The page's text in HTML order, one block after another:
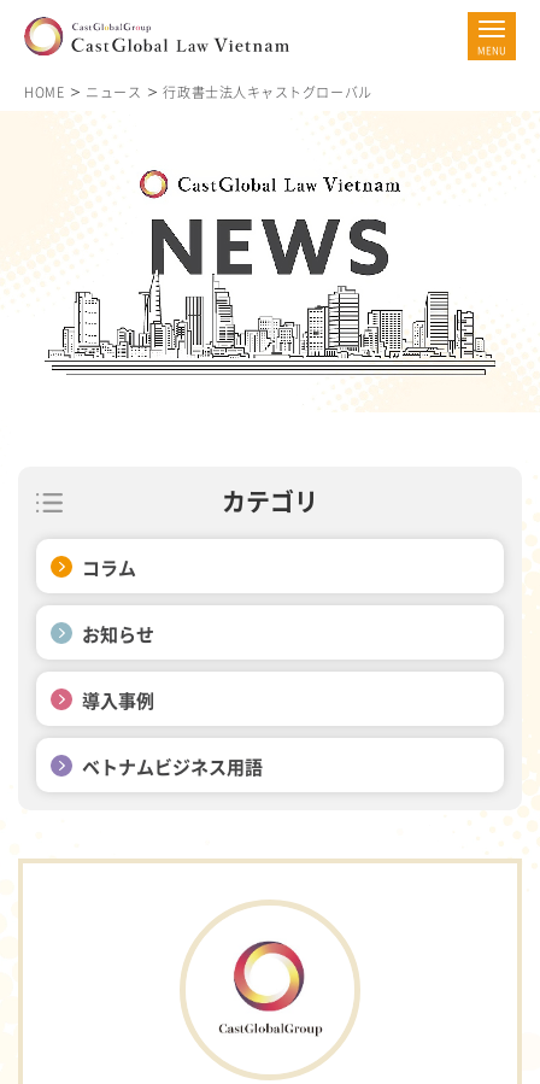
HOME ニュース 行政書士法人キャストグローバル
ニュース
カテゴリ
コラム
お知らせ
導入事例
ベトナムビジネス用語